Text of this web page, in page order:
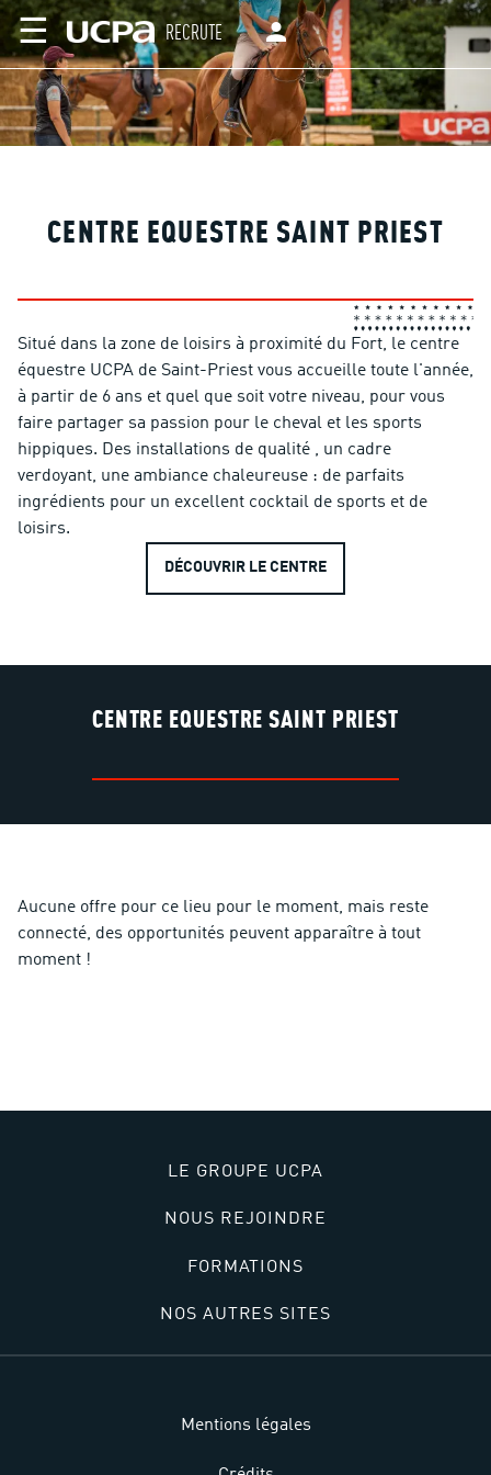
☰ RECRUTE
CENTRE EQUESTRE SAINT PRIEST
Situé dans la zone de loisirs à proximité du Fort, le centre
équestre UCPA de Saint-Priest vous accueille toute l'année,
à partir de 6 ans et quel que soit votre niveau, pour vous
faire partager sa passion pour le cheval et les sports
hippiques. Des installations de qualité , un cadre
verdoyant, une ambiance chaleureuse : de parfaits
ingrédients pour un excellent cocktail de sports et de
loisirs.
DÉCOUVRIR LE CENTRE
CENTRE EQUESTRE SAINT PRIEST
Aucune offre pour ce lieu pour le moment, mais reste
connecté, des opportunités peuvent apparaître à tout
moment !
LE GROUPE UCPA
NOUS REJOINDRE
FORMATIONS
NOS AUTRES SITES
Mentions légales